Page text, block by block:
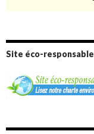
Site éco-responsable